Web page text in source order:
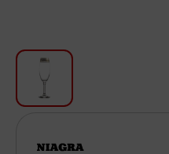
Տեքստիլ